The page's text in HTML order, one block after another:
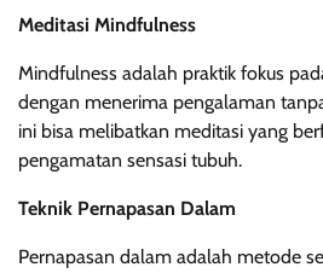
Meditasi Mindfulness
Mindfulness adalah praktik fokus
dengan menerima pengalaman
ini bisa melibatkan meditasi yang
pengamatan sensasi tubuh.
Teknik Pernapasan Dalam
Pernapasan dalam adalah metode